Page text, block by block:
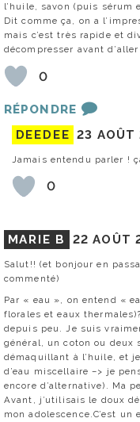
l’huile, savon (puis sérum
Dit comme ça, on a
mais c’est très rapide et
décompresser avant
0
RÉPONDRE
DEEDEE 23 AOÛT
Jamais entendu parler !
0
MARIE B 22 AOÛT
Salut!! (et bonjour en
commenté)
Par « eau », on entend «
florales et eaux
depuis peu. Je suis
général, un coton ou deux
démaquillant à l’huile, et
d’eau miscellaire –> je
encore d’alternative). Ma
Avant, j’utilisais le doux
mon adolescence.C’est